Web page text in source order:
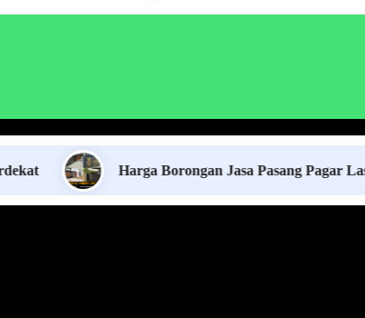
Harga Borongan Jasa Pasang Pagar Las